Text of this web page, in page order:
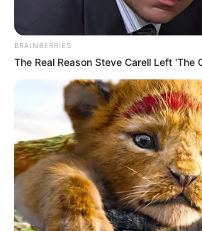
BRAINBERRIES
The Real Reason Steve Carell Left 'The